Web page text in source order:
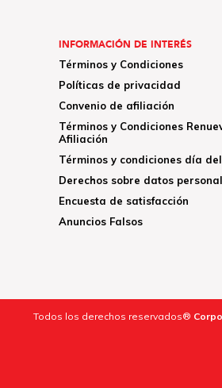
INFORMACIÓN DE INTERÉS
Términos y Condiciones
Políticas de privacidad
Convenio de afiliación
Términos y Condiciones
Afiliación
Términos y condiciones día
Derechos sobre datos
Encuesta de satisfacción
Anuncios Falsos
Todos los derechos reservados®